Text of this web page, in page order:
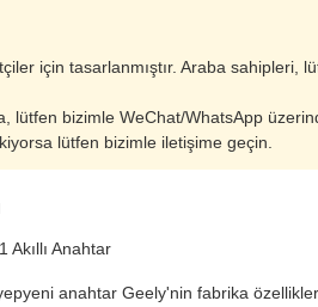
için tasarlanmıştır. Araba sahipleri,
lütfen bizimle WeChat/WhatsApp
lütfen bizimle iletişime geçin.
Anahtar
anahtar Geely'nin fabrika